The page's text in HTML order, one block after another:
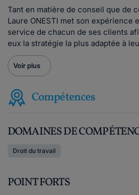
Tant en matière de conseil que de
Laure ONESTI met son expérience
service de chacun de ses clients
eux la stratégie la plus adaptée à
Voir plus
Compétences
DOMAINES DE
Droit du travail
POINT FORTS